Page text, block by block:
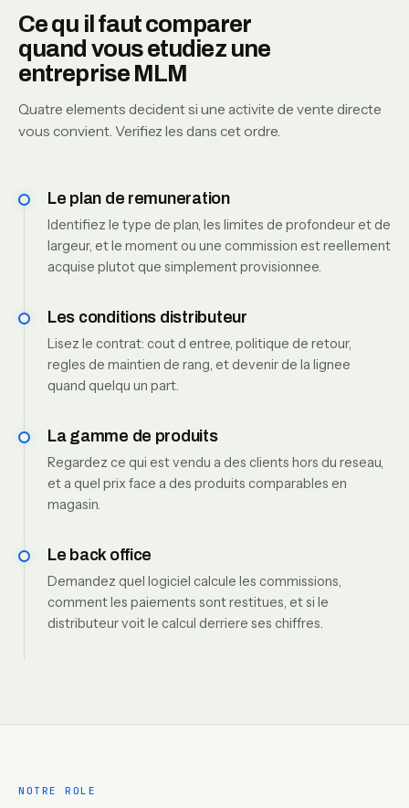
Ce qu il faut comparer
quand vous etudiez une
entreprise MLM
Quatre elements decident si une activite de vente directe
vous convient. Verifiez les dans cet ordre.
Le plan de remuneration
Identifiez le type de plan, les limites de profondeur et de
largeur, et le moment ou une commission est reellement
acquise plutot que simplement provisionnee.
Les conditions distributeur
Lisez le contrat: cout d entree, politique de retour,
regles de maintien de rang, et devenir de la lignee
quand quelqu un part.
La gamme de produits
Regardez ce qui est vendu a des clients hors du reseau,
et a quel prix face a des produits comparables en
magasin.
Le back office
Demandez quel logiciel calcule les commissions,
comment les paiements sont restitues, et si le
distributeur voit le calcul derriere ses chiffres.
NOTRE ROLE